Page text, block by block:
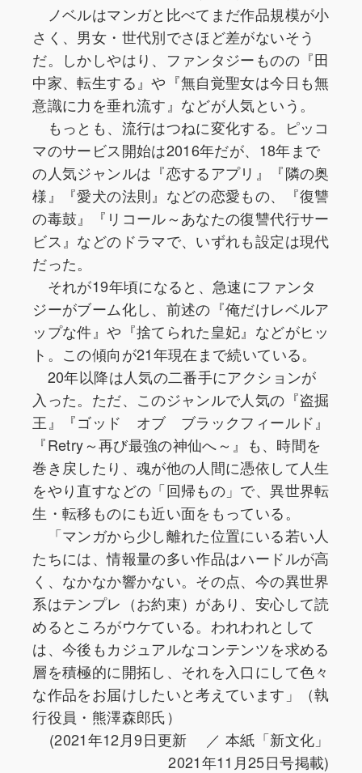
ノベルはマンガと比べてまだ作品規模が小
さく、男女・世代別でさほど差がないそう
だ。しかしやはり、ファンタジーものの『田
中家、転生する』や『無自覚聖女は今日も無
意識に力を垂れ流す』などが人気という。
もっとも、流行はつねに変化する。ピッコ
マのサービス開始は2016年だが、18年まで
の人気ジャンルは『恋するアプリ』『隣の奥
様』『愛犬の法則』などの恋愛もの、『復讐
の毒鼓』『リコール～あなたの復讐代行サー
ビス』などのドラマで、いずれも設定は現代
だった。
それが19年頃になると、急速にファンタ
ジーがブーム化し、前述の『俺だけレベルア
ップな件』や『捨てられた皇妃』などがヒッ
ト。この傾向が21年現在まで続いている。
20年以降は人気の二番手にアクションが
入った。ただ、このジャンルで人気の『盗掘
王』『ゴッド オブ ブラックフィールド』
『Retry～再び最強の神仙へ～』も、時間を
巻き戻したり、魂が他の人間に憑依して人生
をやり直すなどの「回帰もの」で、異世界転
生・転移ものにも近い面をもっている。
「マンガから少し離れた位置にいる若い人
たちには、情報量の多い作品はハードルが高
く、なかなか響かない。その点、今の異世界
系はテンプレ（お約束）があり、安心して読
めるところがウケている。われわれとして
は、今後もカジュアルなコンテンツを求める
層を積極的に開拓し、それを入口にして色々
な作品をお届けしたいと考えています」（執
行役員・熊澤森郎氏）
(2021年12月9日更新 ／ 本紙「新文化」
2021年11月25日号掲載)